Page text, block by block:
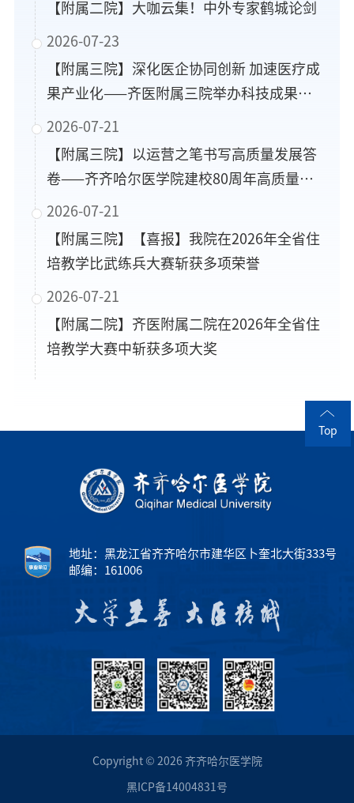
【附属二院】大咖云集！中外专家鹤城论剑
2026-07-23
【附属三院】深化医企协同创新 加速医疗成
果产业化——齐医附属三院举办科技成果转
化专题推进座谈会
2026-07-21
【附属三院】以运营之笔书写高质量发展答
卷——齐齐哈尔医学院建校80周年高质量创
新发展大会医院运营管理经验交流会在齐医
2026-07-21
【附属三院】【喜报】我院在2026年全省住
培教学比武练兵大赛斩获多项荣誉
2026-07-21
【附属二院】齐医附属二院在2026年全省住
培教学大赛中斩获多项大奖
Top
地址：黑龙江省齐齐哈尔市建华区卜奎北大街333号
邮编：161006
Copyright © 2026 齐齐哈尔医学院
黑ICP备14004831号